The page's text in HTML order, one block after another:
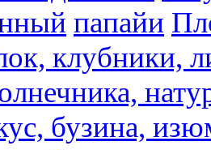
папайи
клубники,
бузина,